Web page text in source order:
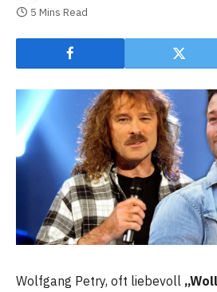
5 Mins Read
Wolfgang Petry, oft liebevoll